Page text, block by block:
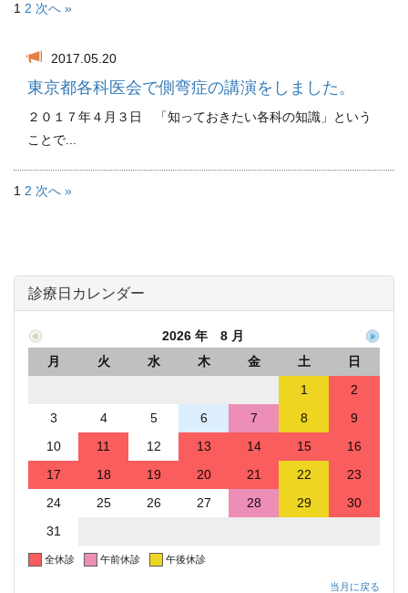
1 2 次へ »
2017.05.20
東京都各科医会で側弯症の講演をしました。
２０１７年４月３日 「知っておきたい各科の知識」という
ことで...
1 2 次へ »
診療日カレンダー
2026 年 8 月
月
火 水 木 金 土
日
1
2
3
4 5 6 7 8
9
10
11 12 13 14 15
16
17
18 19 20 21 22
23
24
25 26 27 28 29
30
31
全休診 午前休診 午後休診
当月に戻る